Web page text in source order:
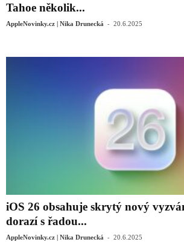
Tahoe několik...
AppleNovinky.cz | Nika Drunecká - 20.6.2025
iOS 26 obsahuje skrytý nový
dorazí s řadou...
AppleNovinky.cz | Nika Drunecká - 20.6.2025